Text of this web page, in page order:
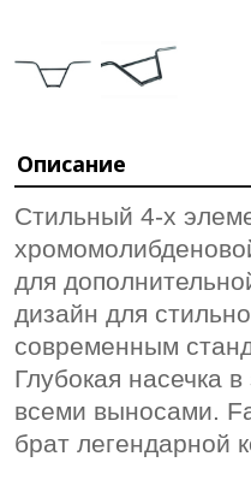
Описание
Стильный 4-х
для
дизайн для
современным
Глубокая насечка
всеми выносами.
брат легендарной